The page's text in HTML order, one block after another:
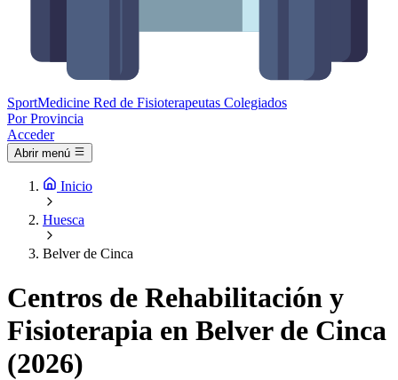
SportMedicine Red de Fisioterapeutas Colegiados
Por Provincia
Acceder
Abrir menú
Inicio
Huesca
Belver de Cinca
Centros de Rehabilitación y
Fisioterapia en Belver de Cinca
(2026)